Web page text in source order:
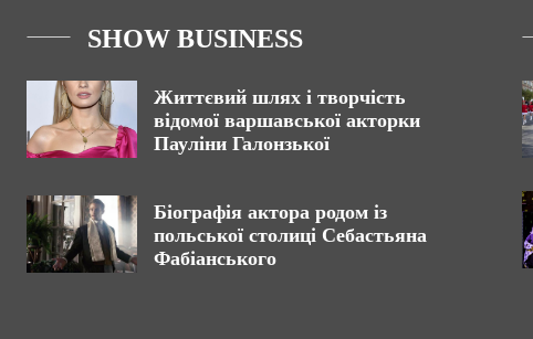
SHOW BUSINESS
Життєвий шлях і творчість
відомої варшавської акторки
Пауліни Галонзької
Біографія актора родом із
польської столиці Себастьяна
Фабіанського